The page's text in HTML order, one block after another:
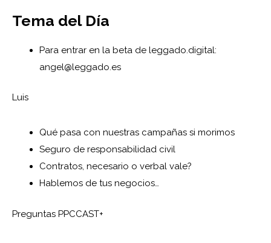
Tema del Día
Para entrar en la beta de leggado.digital:
angel@leggado.es
Luis
Qué pasa con nuestras campañas si morimos
Seguro de responsabilidad civil
Contratos, necesario o verbal vale?
Hablemos de tus negocios…
Preguntas PPCCAST+